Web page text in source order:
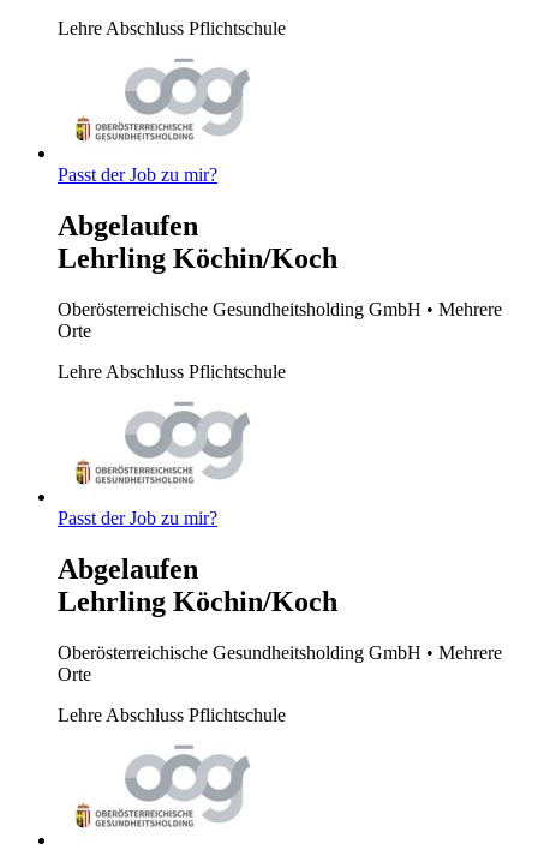
LehreAbschluss Pflichtschule
Passt der Job zu mir?
Abgelaufen
Lehrling Köchin/Koch
Oberösterreichische Gesundheitsholding GmbH • Mehrere
Orte
Lehre Abschluss Pflichtschule
Passt der Job zu mir?
Abgelaufen
Lehrling Köchin/Koch
Oberösterreichische Gesundheitsholding GmbH • Mehrere
Orte
Lehre Abschluss Pflichtschule